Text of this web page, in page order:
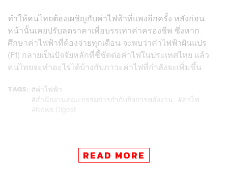
ทำให้คนไทยต้องเผชิญกับค่าไฟฟ้าที่แพงอีกครั้ง หลังก่อน
หน้านั้นเคยปรับลดราคาเพื่อบรรเทาค่าครองชีพ ซึ่งหาก
ศึกษาค่าไฟฟ้าที่ต้องจ่ายทุกเดือน จะพบว่าค่าไฟฟ้าผันแปร
(Ft) กลายเป็นปัจจัยหลักที่ชี้ชัดต่อค่าไฟในประเทศไทย แล้ว
คนไทยจะทำอะไรได้บ้างกับภาวะค่าไฟที่กำลังจะเพิ่มขึ้น
TAGS:
ค่าไฟฟ้า
สำนักงานคณะกรรมการกำกับกิจการพลังงาน
ค่าไฟ
News Digest
READ MORE